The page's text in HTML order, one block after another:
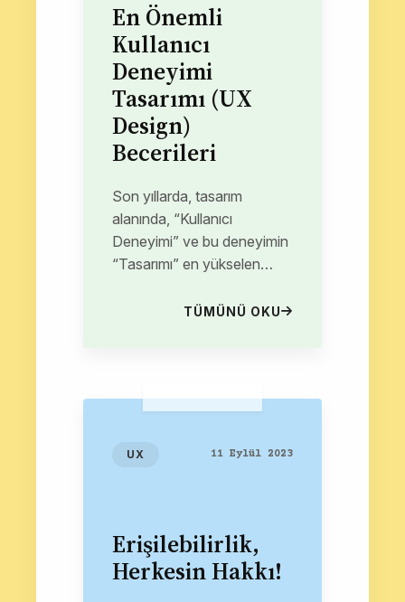
En Önemli
Kullanıcı
Deneyimi
Tasarımı (UX
Design)
Becerileri
Son yıllarda, tasarım
alanında, “Kullanıcı
Deneyimi” ve bu deneyimin
“Tasarımı” en yükselen
devreye girmesi ve her
TÜMÜNÜ OKU
UX 11 Eylül 2023
Erişilebilirlik,
Herkesin Hakkı!